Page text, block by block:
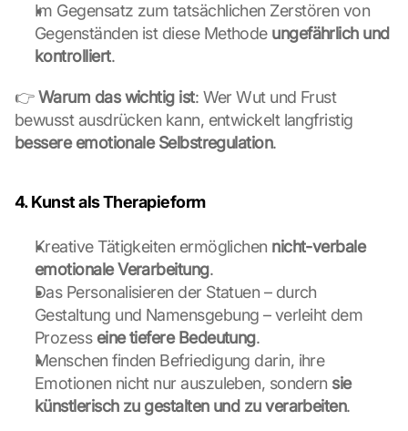
Im Gegensatz zum tatsächlichen Zerstören von
Gegenständen ist diese Methode ungefährlich und
kontrolliert.
👉 Warum das wichtig ist: Wer Wut und Frust
bessere emotionale Selbstregulation.
4. Kunst als Therapieform
Kreative Tätigkeiten ermöglichen nicht-verbale
emotionale Verarbeitung.
Das Personalisieren der Statuen – durch
Gestaltung und Namensgebung – verleiht dem
Prozess eine tiefere Bedeutung.
Menschen finden Befriedigung darin, ihre
Emotionen nicht nur auszuleben, sondern sie
künstlerisch zu gestalten und zu verarbeiten.
o
a
d
G
o
g
l
a
B
y
c
l
i
k
i